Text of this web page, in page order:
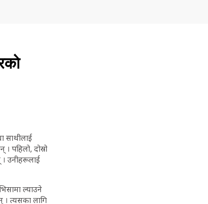
साथीलाई
पहिलो, दोस्रो
। उनीहरूलाई
ल्याउने
। त्यसका लागि